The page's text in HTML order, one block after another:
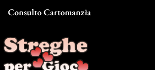
Consulto Cartomanzia